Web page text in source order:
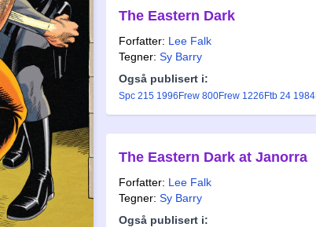
The Eastern Dark
Forfatter: Lee Falk
Tegner: Sy Barry
Også publisert i:
Spc 215 1996 Frew 800Frew 1226 Ftb 24 1984
The Eastern Dark at Janorra
Forfatter: Lee Falk
Tegner: Sy Barry
Også publisert i: